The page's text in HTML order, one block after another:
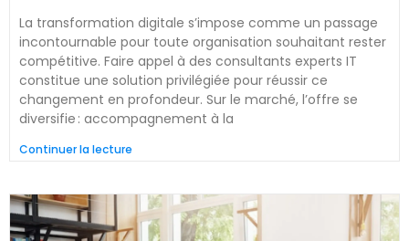
La transformation digitale s’impose comme un passage
incontournable pour toute organisation souhaitant rester
compétitive. Faire appel à des consultants experts IT
constitue une solution privilégiée pour réussir ce
changement en profondeur. Sur le marché, l’offre se
diversifie : accompagnement à la
Continuer la lecture